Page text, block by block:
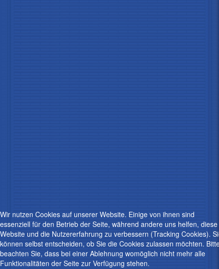
Wir nutzen Cookies auf unserer Website. Einige von ihnen sind
essenziell für den Betrieb der Seite, während andere uns helfen, diese
Website und die Nutzererfahrung zu verbessern (Tracking Cookies).
können selbst entscheiden, ob Sie die Cookies zulassen möchten.
beachten Sie, dass bei einer Ablehnung womöglich nicht mehr alle
Funktionalitäten der Seite zur Verfügung stehen.